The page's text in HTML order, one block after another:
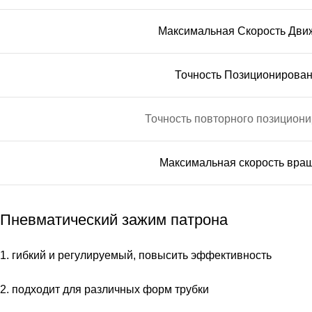
Максимальная Скорость
Точность
Точность повторного
Максимальная скорость
Пневматический зажим патрона
1. гибкий и регулируемый, повысить эффективность
2. подходит для различных форм трубки